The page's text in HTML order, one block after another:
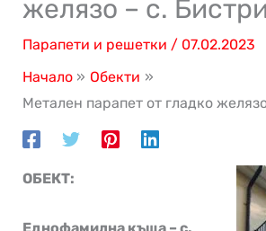
желязо – с.
Парапети и решетки / 07.02.2023
Начало
Обекти
Метален парапет от гладко
ОБЕКТ:
Еднофамилна къща – с.